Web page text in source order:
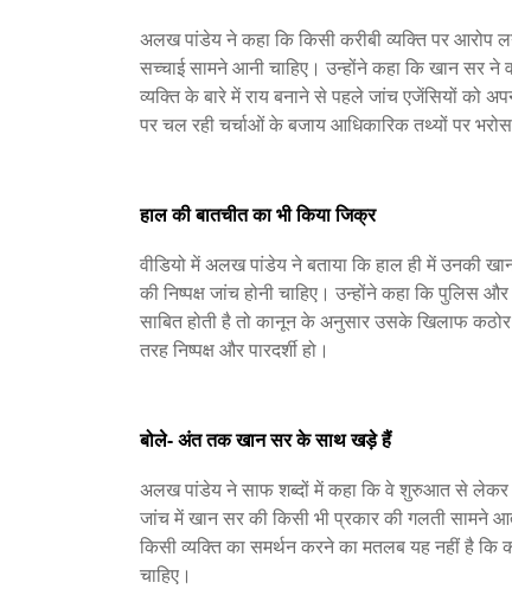
अलख पांडेय ने कहा कि किसी करीबी व्यक्ति पर आरोप
सच्चाई सामने आनी चाहिए। उन्होंने कहा कि खान सर ने
व्यक्ति के बारे में राय बनाने से पहले जांच एजेंसियों को
पर चल रही चर्चाओं के बजाय आधिकारिक तथ्यों पर
हाल की बातचीत का भी किया जिक्र
वीडियो में अलख पांडेय ने बताया कि हाल ही में उनकी
की निष्पक्ष जांच होनी चाहिए। उन्होंने कहा कि पुलिस
साबित होती है तो कानून के अनुसार उसके खिलाफ कठोर
तरह निष्पक्ष और पारदर्शी हो।
बोले- अंत तक खान सर के साथ खड़े हैं
अलख पांडेय ने साफ शब्दों में कहा कि वे शुरुआत से लेकर
जांच में खान सर की किसी भी प्रकार की गलती सामने
किसी व्यक्ति का समर्थन करने का मतलब यह नहीं है कि
चाहिए।